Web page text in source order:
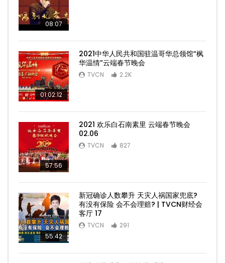
08:07
01:02:12
2021中华人民共和国驻温哥华总领馆“枫
华温情”云端春节晚会
TVCN 2.2K
57:56
2021 欢乐白石南素里 云端春节晚会
02.06
TVCN 827
55:42
新冠确诊人数攀升 天灾人祸国家兜底?
有没有保险 会不会理赔? | TVCN财经会
客厅 17
TVCN 291